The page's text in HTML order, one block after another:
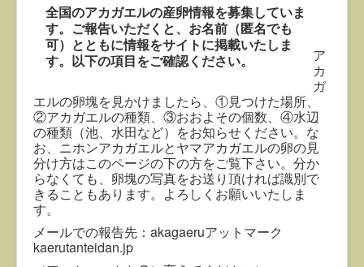
り
替
え
全国のアカガエルの産卵情報を募集していま
す。ご報告いただくと、お名前（匿名でも
可）とともに情報をサイトに掲載いたしま
す。以下の項目をご確認ください。
ア
カ
ガ
エルの卵塊を見かけましたら、①見つけた場所、
②アカガエルの種類、③おおよその個数、④水辺
の種類（池、水田など）をお知らせください。な
お、ニホンアカガエルとヤマアカガエルの卵の見
分け方はこのページの下の方をご覧下さい。分か
らなくても、卵塊の写真をお送り頂ければ識別で
きることもあります。よろしくお願いいたしま
す。
メールでの報告先：akagaeruアットマーク
kaerutanteidan.jp